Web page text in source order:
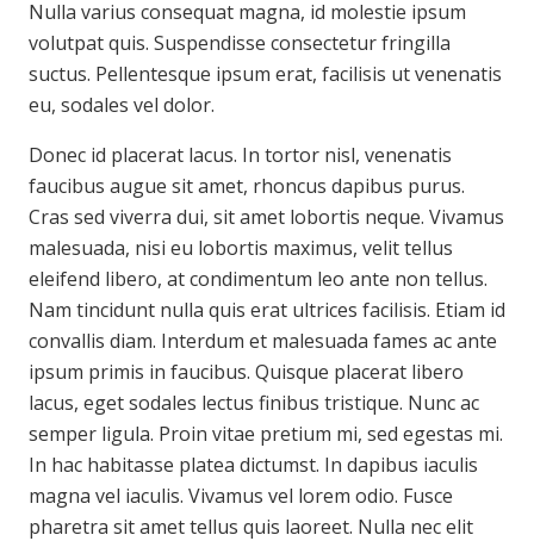
Nulla varius consequat magna, id molestie ipsum
volutpat quis. Suspendisse consectetur fringilla
suctus. Pellentesque ipsum erat, facilisis ut venenatis
eu, sodales vel dolor.
Donec id placerat lacus. In tortor nisl, venenatis
faucibus augue sit amet, rhoncus dapibus purus.
Cras sed viverra dui, sit amet lobortis neque. Vivamus
malesuada, nisi eu lobortis maximus, velit tellus
eleifend libero, at condimentum leo ante non tellus.
Nam tincidunt nulla quis erat ultrices facilisis. Etiam id
convallis diam. Interdum et malesuada fames ac ante
ipsum primis in faucibus. Quisque placerat libero
lacus, eget sodales lectus finibus tristique. Nunc ac
semper ligula. Proin vitae pretium mi, sed egestas mi.
In hac habitasse platea dictumst. In dapibus iaculis
magna vel iaculis. Vivamus vel lorem odio. Fusce
pharetra sit amet tellus quis laoreet. Nulla nec elit